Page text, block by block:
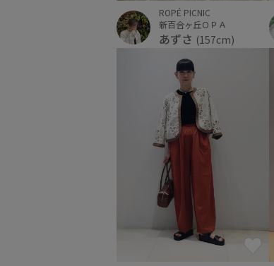
ROPÉ PICNIC
新百合ヶ丘ＯＰＡ
あずさ (157cm)